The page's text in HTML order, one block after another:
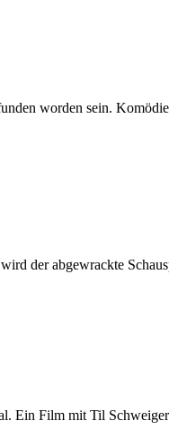
worden sein.
der abgewrackte
Ein Film mit Til